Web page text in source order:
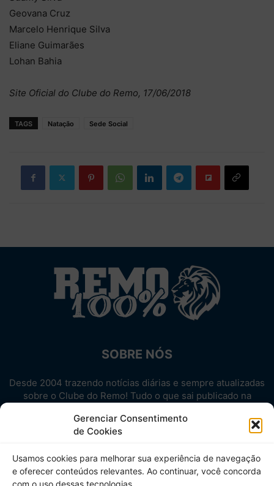
Gerenciar Consentimento
de Cookies
Usamos cookies para melhorar sua experiência de navegação
e oferecer conteúdos relevantes. Ao continuar, você concorda
com o uso dessas tecnologias.
Geovana Cruz
Marcelo Henrique Silva
Eliane Guimarães
Lohan Bahia
Site Oficial do Clube do Remo, 17/06/2018
TAGS Natação Sede Social
SOBRE NÓS
Desde 2004 trazendo notícias diárias e sempre atualizadas
sobre o Clube do Remo! Tudo o que sai publicado na
Aproveite! Site não-oficial.
SIGA-NOS